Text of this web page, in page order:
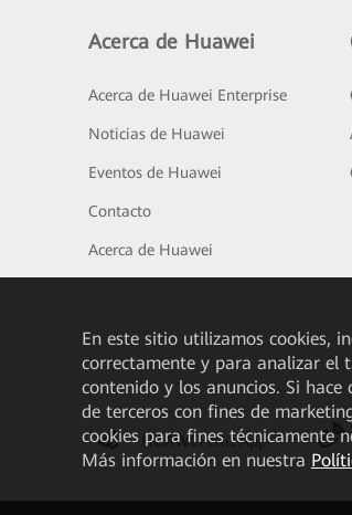
Acerca de Huawei
Acerca de Huawei Enterprise
Noticias de Huawei
Eventos de Huawei
Contacto
Acerca de Huawei
HUAWEI eKit App
En este sitio utilizamos cookies,
correctamente y para analizar el
contenido y los anuncios. Si
de terceros con fines de
cookies para fines técnicamente
Más información en nuestra